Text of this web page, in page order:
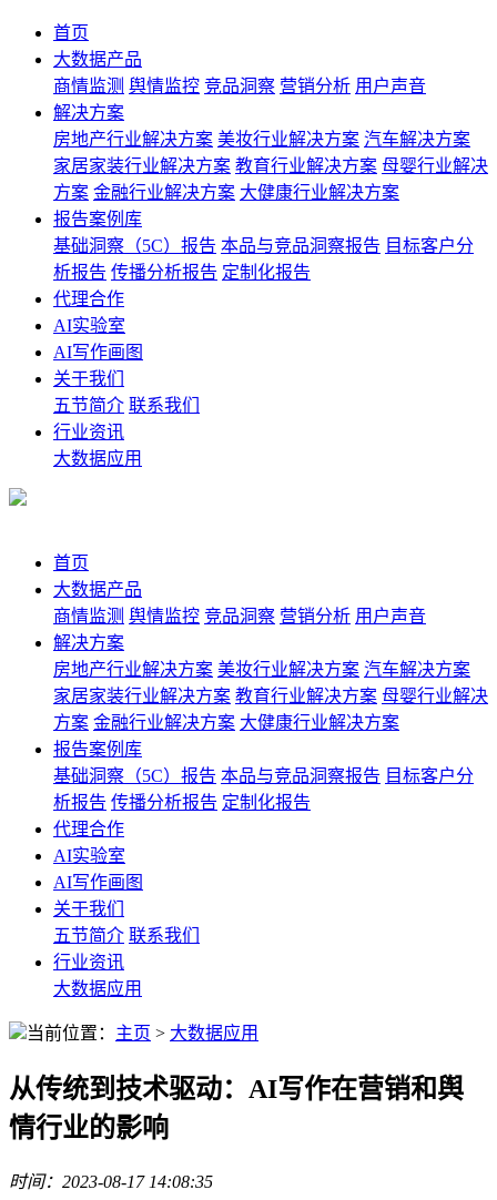
首页
大数据产品
商情监测 舆情监控 竞品洞察 营销分析 用户声音
解决方案
房地产行业解决方案 美妆行业解决方案 汽车解决方案
家居家装行业解决方案 教育行业解决方案 母婴行业解决
方案 金融行业解决方案 大健康行业解决方案
报告案例库
基础洞察（5C）报告 本品与竞品洞察报告 目标客户分
析报告 传播分析报告 定制化报告
代理合作
AI实验室
AI写作画图
关于我们
五节简介 联系我们
行业资讯
大数据应用
首页
大数据产品
商情监测 舆情监控 竞品洞察 营销分析 用户声音
解决方案
房地产行业解决方案 美妆行业解决方案 汽车解决方案
家居家装行业解决方案 教育行业解决方案 母婴行业解决
方案 金融行业解决方案 大健康行业解决方案
报告案例库
基础洞察（5C）报告 本品与竞品洞察报告 目标客户分
析报告 传播分析报告 定制化报告
代理合作
AI实验室
AI写作画图
关于我们
五节简介 联系我们
行业资讯
大数据应用
当前位置： 主页 > 大数据应用
从传统到技术驱动：AI写作在营销和舆
情行业的影响
时间：2023-08-17 14:08:35